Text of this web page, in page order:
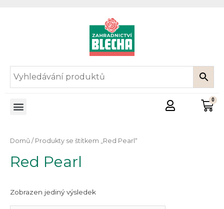
Domů / Produkty se štítkem „Red Pearl“
Red Pearl
Zobrazen jediný výsledek